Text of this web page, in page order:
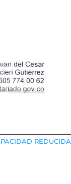
REDUCIDA